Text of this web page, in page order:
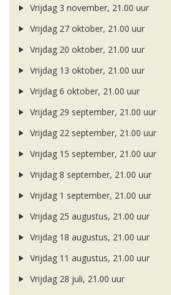
Vrijdag 3 november, 21.00 uur
Vrijdag 27 oktober, 21.00 uur
Vrijdag 20 oktober, 21.00 uur
Vrijdag 13 oktober, 21.00 uur
Vrijdag 6 oktober, 21.00 uur
Vrijdag 29 september, 21.00 uur
Vrijdag 22 september, 21.00 uur
Vrijdag 15 september, 21.00 uur
Vrijdag 8 september, 21.00 uur
Vrijdag 1 september, 21.00 uur
Vrijdag 25 augustus, 21.00 uur
Vrijdag 18 augustus, 21.00 uur
Vrijdag 11 augustus, 21.00 uur
Vrijdag 28 juli, 21.00 uur